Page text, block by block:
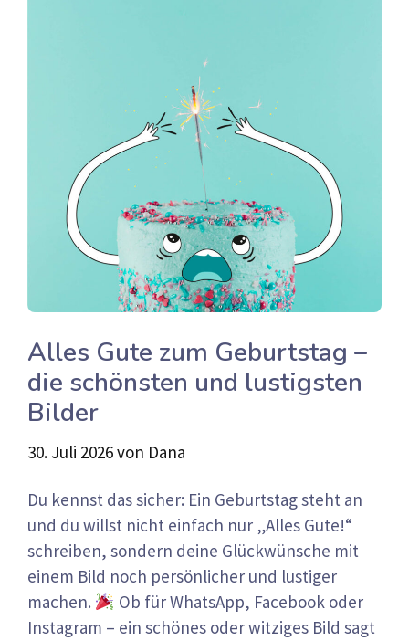
Alles Gute zum Geburtstag –
die schönsten und lustigsten
Bilder
30. Juli 2026von Dana
Du kennst das sicher: Ein Geburtstag steht an
und du willst nicht einfach nur „Alles Gute!“
schreiben, sondern deine Glückwünsche mit
einem Bild noch persönlicher und lustiger
machen.
Ob für WhatsApp, Facebook oder
Instagram – ein schönes oder witziges Bild sagt